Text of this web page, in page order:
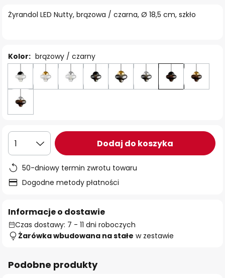
Żyrandol LED Nutty, brązowa / czarna, Ø 18,5 cm, szkło
Kolor: brązowy / czarny
1 Dodaj do koszyka
50-dniowy termin zwrotu towaru
Dogodne metody płatności
Informacje o dostawie
Czas dostawy: 7 - 11 dni roboczych
Żarówka wbudowana na stałe w zestawie
Podobne produkty